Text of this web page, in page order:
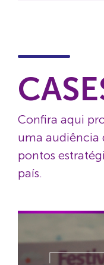
Confira aqui
uma audiência
pontos
país.